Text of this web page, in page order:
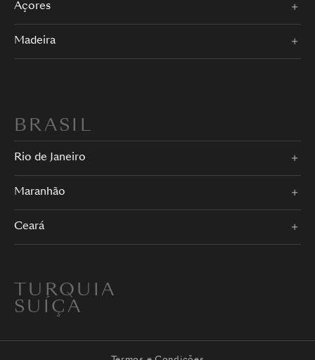
Açores
Madeira
BRASIL
Rio de Janeiro
Maranhão
Ceará
TURQUIA
SUÍÇA